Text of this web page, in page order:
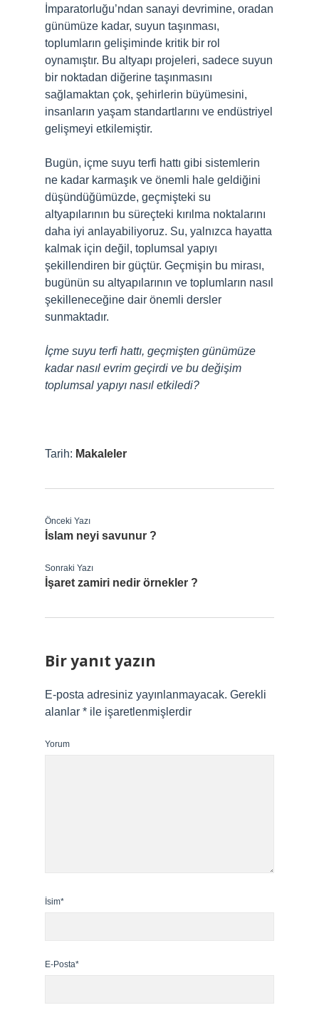
İmparatorluğu’ndan sanayi devrimine, oradan
günümüze kadar, suyun taşınması,
toplumların gelişiminde kritik bir rol
oynamıştır. Bu altyapı projeleri, sadece suyun
bir noktadan diğerine taşınmasını
sağlamaktan çok, şehirlerin büyümesini,
insanların yaşam standartlarını ve endüstriyel
gelişmeyi etkilemiştir.
Bugün, içme suyu terfi hattı gibi sistemlerin
ne kadar karmaşık ve önemli hale geldiğini
düşündüğümüzde, geçmişteki su
altyapılarının bu süreçteki kırılma noktalarını
daha iyi anlayabiliyoruz. Su, yalnızca hayatta
kalmak için değil, toplumsal yapıyı
şekillendiren bir güçtür. Geçmişin bu mirası,
bugünün su altyapılarının ve toplumların nasıl
şekilleneceğine dair önemli dersler
sunmaktadır.
İçme suyu terfi hattı, geçmişten günümüze
kadar nasıl evrim geçirdi ve bu değişim
toplumsal yapıyı nasıl etkiledi?
Tarih: Makaleler
Önceki Yazı
İslam neyi savunur ?
Sonraki Yazı
İşaret zamiri nedir örnekler ?
Bir yanıt yazın
E-posta adresiniz yayınlanmayacak. Gerekli
alanlar * ile işaretlenmişlerdir
Yorum
İsim*
E-Posta*